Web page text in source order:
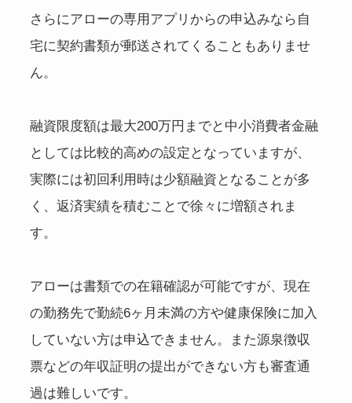
さらにアローの専用アプリからの申込みなら自
宅に契約書類が郵送されてくることもありませ
ん。
融資限度額は最大200万円までと中小消費者金融
としては比較的高めの設定となっていますが、
実際には初回利用時は少額融資となることが多
く、返済実績を積むことで徐々に増額されま
す。
アローは書類での在籍確認が可能ですが、現在
の勤務先で勤続6ヶ月未満の方や健康保険に加入
していない方は申込できません。また源泉徴収
票などの年収証明の提出ができない方も審査通
過は難しいです。